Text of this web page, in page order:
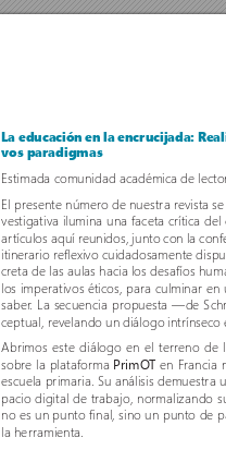
La educación en la encrucijada:
vos paradigmas
Estimada comunidad académica de
El presente número de nuestra revista
vestigativa ilumina una faceta crítica
artículos aquí reunidos, junto con la
itinerario reflexivo cuidadosamente
creta de las aulas hacia los desafíos
los imperativos éticos, para culminar
saber. La secuencia propuesta —de
ceptual, revelando un diálogo intrínseco
Abrimos este diálogo en el terreno de
sobre la plataforma PrimOT
en Francia
escuela primaria. Su análisis demuestra
pacio digital de trabajo, normalizando
no es un punto final, sino un punto de
la herramienta.